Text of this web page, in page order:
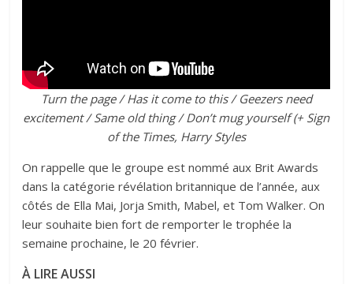
Turn the page / Has it come to this / Geezers need
excitement / Same old thing / Don’t mug yourself (+ Sign
of the Times, Harry Styles
On rappelle que le groupe est nommé aux Brit Awards
dans la catégorie révélation britannique de l’année, aux
côtés de Ella Mai, Jorja Smith, Mabel, et Tom Walker. On
leur souhaite bien fort de remporter le trophée la
semaine prochaine, le 20 février.
À LIRE AUSSI